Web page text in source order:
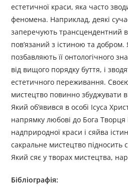
естетичної краси, яка часто
феномена. Наприклад, деякі
заперечують трансцендентний
пов’язаний з істиною та добром.
позбавляють її онтологічного
від вищого порядку буття, і
естетичного переживання.
мистецтво повинно збуджувати
Який об’явився в особі Ісуса
напрямку любові до Бога Творця
надприродної краси і сяйва
сакральне мистецтво
Який сяє у творах мистецтва,
Бібліографія: